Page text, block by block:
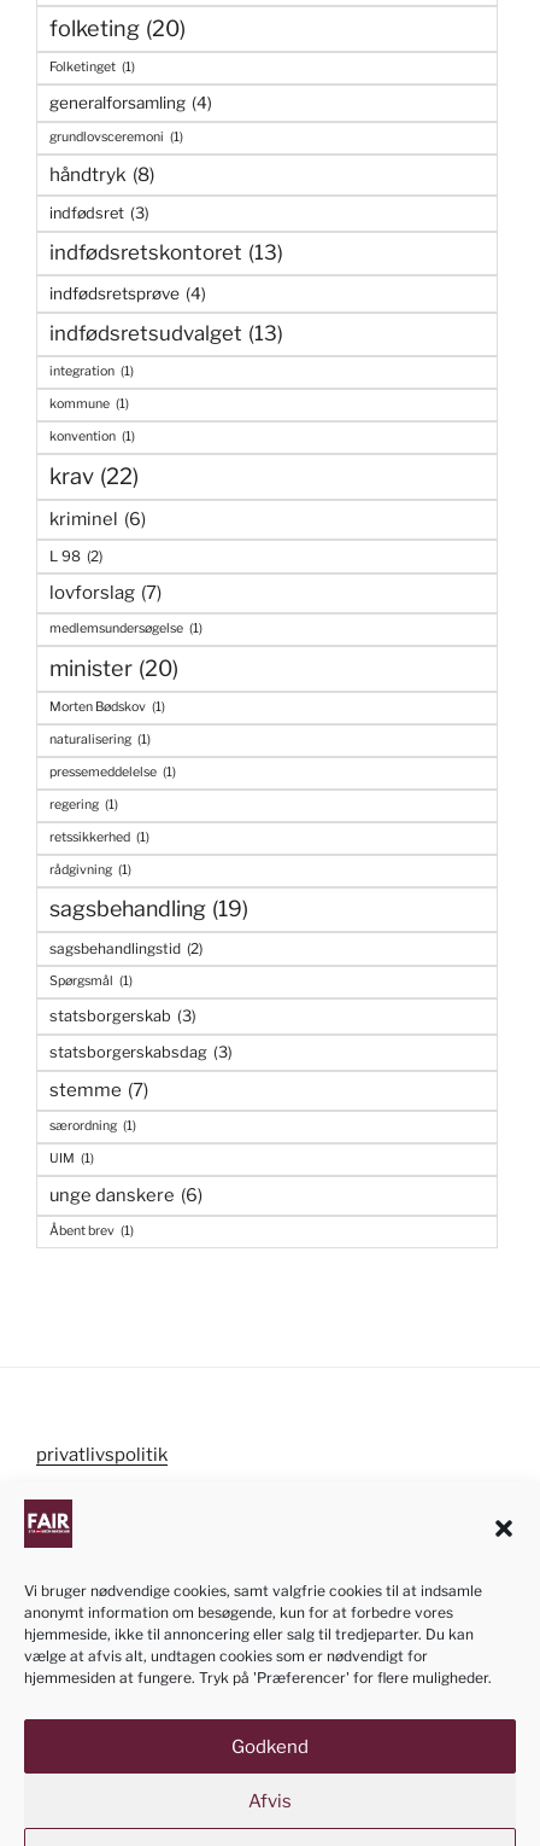
Vi bruger nødvendige cookies, samt valgfrie cookies til at indsamle
anonymt information om besøgende, kun for at forbedre vores
hjemmeside, ikke til annoncering eller salg til tredjeparter. Du kan
vælge at afvis alt, undtagen cookies som er nødvendigt for
hjemmesiden at fungere. Tryk på 'Præferencer' for flere muligheder.
Godkend
Afvis
folketing (20)
Folketinget (1)
generalforsamling (4)
grundlovsceremoni (1)
håndtryk (8)
indfødsret (3)
indfødsretskontoret (13)
indfødsretsprøve (4)
indfødsretsudvalget (13)
integration (1)
kommune (1)
konvention (1)
krav (22)
kriminel (6)
L 98 (2)
lovforslag (7)
medlemsundersøgelse (1)
minister (20)
Morten Bødskov (1)
naturalisering (1)
pressemeddelelse (1)
regering (1)
retssikkerhed (1)
rådgivning (1)
sagsbehandling (19)
sagsbehandlingstid (2)
Spørgsmål (1)
statsborgerskab (3)
statsborgerskabsdag (3)
stemme (7)
særordning (1)
UIM (1)
unge danskere (6)
Åbent brev (1)
privatlivspolitik
cookiepolitik
NB! Informationen om ansøgningen af dansk
statsborgerskab på denne hjemmeside er kun
vejledende. Vi bestræber os til at opdatere siden når
er vedligeholdt med frivillig kraft.